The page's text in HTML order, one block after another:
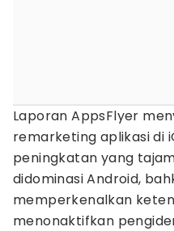
Laporan AppsFlyer
remarketing aplikasi di
peningkatan yang
didominasi Android,
memperkenalkan
menonaktifkan